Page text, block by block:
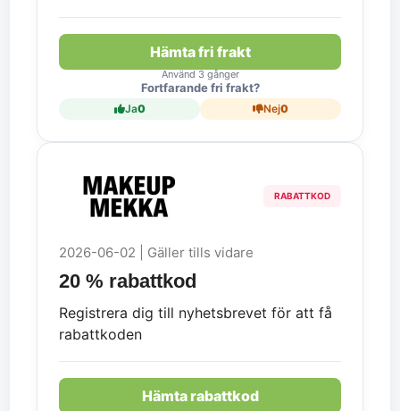
Hämta fri frakt
Använd 3 gånger
Fortfarande fri frakt?
Ja0 Nej0
RABATTKOD
2026-06-02 | Gäller tills vidare
20 % rabattkod
Registrera dig till nyhetsbrevet för att få
rabattkoden
Hämta rabattkod